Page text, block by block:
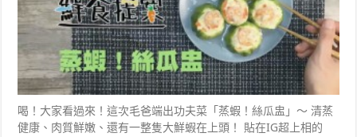
喝！大家看過來！這次毛爸端出功夫菜「蒸蝦！絲瓜盅」～ 清蒸
健康、肉質鮮嫩、還有一整隻大鮮蝦在上頭！ 貼在IG超上相的